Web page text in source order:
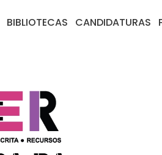
BIBLIOTECAS CANDIDATURAS